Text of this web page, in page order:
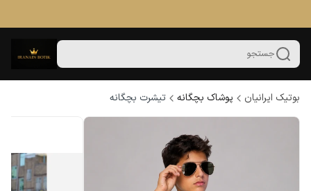
جستجو
بوتیک ایرانیان پوشاک بچگانه تیشرت بچگانه